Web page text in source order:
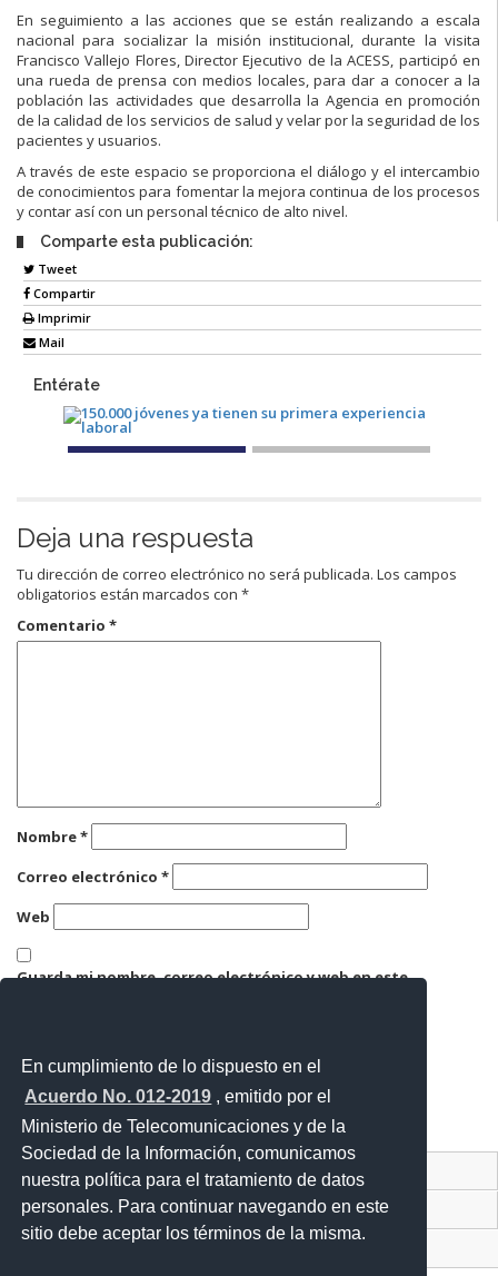
En cumplimiento de lo dispuesto en el
Acuerdo No. 012-2019 , emitido por el
Ministerio de Telecomunicaciones y de la
Sociedad de la Información, comunicamos
nuestra política para el tratamiento de datos
personales. Para continuar navegando en este
sitio debe aceptar los términos de la misma.
En seguimiento a las acciones que se están realizando a escala
nacional para socializar la misión institucional, durante la visita
Francisco Vallejo Flores, Director Ejecutivo de la ACESS, participó en
una rueda de prensa con medios locales, para dar a conocer a la
población las actividades que desarrolla la Agencia en promoción
de la calidad de los servicios de salud y velar por la seguridad de los
pacientes y usuarios.
A través de este espacio se proporciona el diálogo y el intercambio
de conocimientos para fomentar la mejora continua de los procesos
y contar así con un personal técnico de alto nivel.
Comparte esta publicación:
Tweet
Compartir
Imprimir
Mail
Entérate
Deja una respuesta
Tu dirección de correo electrónico no será publicada. Los campos
obligatorios están marcados con *
Comentario *
Nombre*
Correo electrónico *
Web
Guarda mi nombre, correo electrónico y web en este
Contacto Ciudadano Digital
Portal Trámites Ciudadanos
Sistema Nacional de Información (SNI)